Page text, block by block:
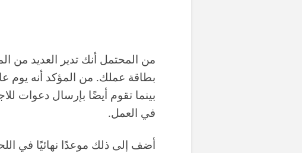
من المحتمل أنك تدير العديد من
بينما تقوم أيضًا بإرسال دعوات
في العمل.
أضف إلى ذلك موعدًا نهائيًا في